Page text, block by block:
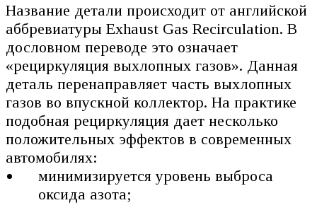
Название детали происходит от английской
аббревиатуры Exhaust Gas Recirculation. В
дословном переводе это означает
«рециркуляция выхлопных газов». Данная
деталь перенаправляет часть выхлопных
газов во впускной коллектор. На практике
подобная рециркуляция дает несколько
положительных эффектов в современных
автомобилях:
минимизируется уровень выброса
оксида азота;